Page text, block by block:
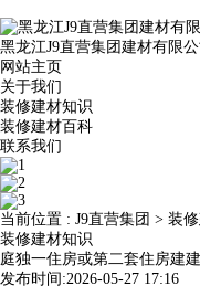
黑龙江J9直营集团建材有限
网站主页
关于我们
装修建材知识
装修建材百科
联系我们
当前位置 : J9直营集团 > 装
装修建材知识
庭独一住房或第二套住房建
发布时间:2026-05-27 17:16